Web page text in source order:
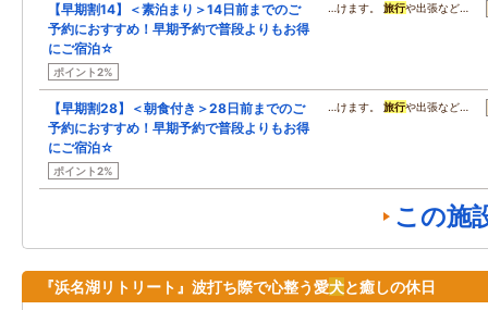
【早期割14】＜素泊まり＞14日前までのご
予約におすすめ！早期予約で普段よりもお得
にご宿泊☆
ポイント2%
…けます。旅行や出張など…
【早期割28】＜朝食付き＞28日前までのご
予約におすすめ！早期予約で普段よりもお得
にご宿泊☆
ポイント2%
…けます。旅行や出張など…
この施
『浜名湖リトリート』波打ち際で心整う愛犬と癒しの休日